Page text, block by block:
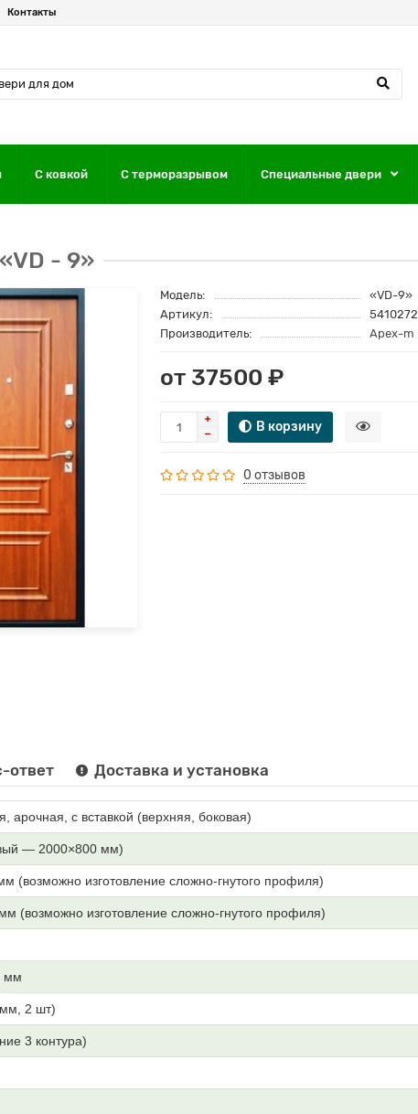
Контакты
С ковкой С терморазрывом Специальные двери
- 9»
Модель:
«VD-9»
Артикул:
5410272
Производитель:
Apex-m
от 37500 ₽
В корзину
0 отзывов
ответ Доставка и установка
арочная, с вставкой (верхняя, боковая)
— 2000×800 мм)
(возможно изготовление сложно-гнутого профиля)
(возможно изготовление сложно-гнутого профиля)
мм
2 шт)
3 контура)